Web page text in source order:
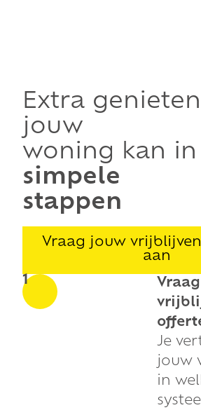
Extra
jouw
woning kan in
simpele
stappen
Vraag jouw
aan
1
Je
jouw
in